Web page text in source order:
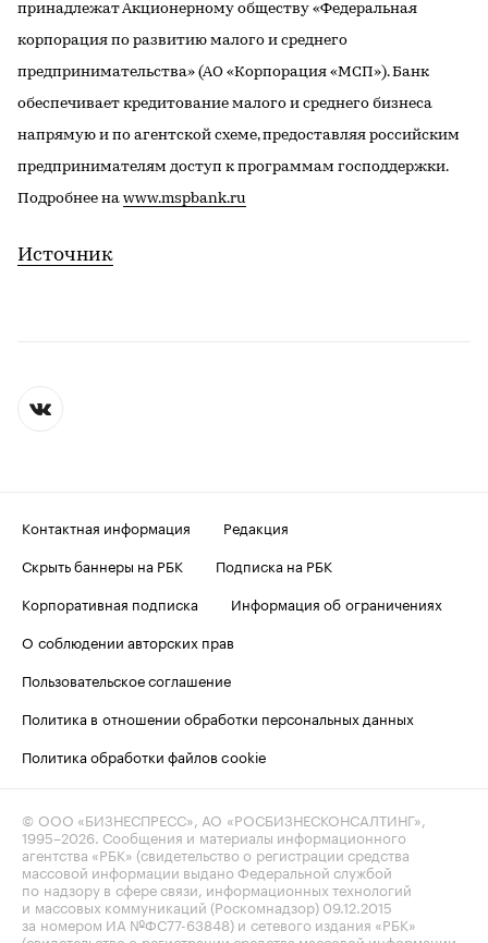
принадлежат Акционерному обществу «Федеральная
корпорация по развитию малого и среднего
предпринимательства» (АО «Корпорация «МСП»). Банк
обеспечивает кредитование малого и среднего бизнеса
напрямую и по агентской схеме, предоставляя российским
предпринимателям доступ к программам господдержки.
Подробнее на www.mspbank.ru
Источник
Контактная информация
Редакция
Скрыть баннеры на РБК
Подписка на РБК
Корпоративная подписка
Информация об ограничениях
О соблюдении авторских прав
Пользовательское соглашение
Политика в отношении обработки персональных данных
Политика обработки файлов cookie
© ООО «БИЗНЕСПРЕСС», АО «РОСБИЗНЕСКОНСАЛТИНГ»,
1995–2026. Сообщения и материалы информационного
агентства «РБК» (свидетельство о регистрации средства
массовой информации выдано Федеральной службой
по надзору в сфере связи, информационных технологий
и массовых коммуникаций (Роскомнадзор) 09.12.2015
за номером ИА №ФС77-63848) и сетевого издания «РБК»